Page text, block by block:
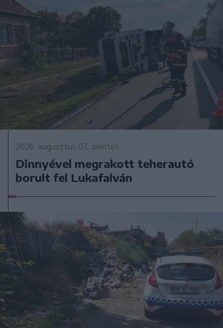
2026. augusztus 07., péntek
Dinnyével megrakott teherautó
borult fel Lukafalván